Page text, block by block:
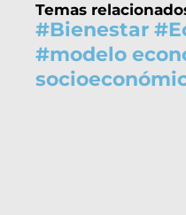
Temas
#Bienestar #
#modelo